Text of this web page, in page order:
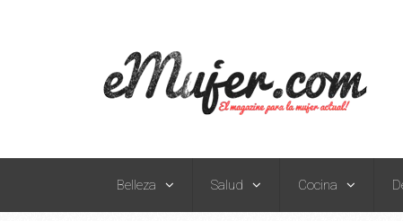
Belleza Salud Cocina